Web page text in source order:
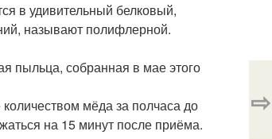
в удивительный белковый,
называют полифлерной.
пыльца, собранная в мае этого
мёда за полчаса до
на 15 минут после приёма.
⇨